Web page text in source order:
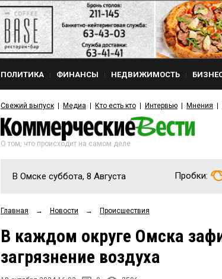
ПОЛИТИКА ФИНАНСЫ НЕДВИЖИМОСТЬ
Свежий выпуск Медиа Кто есть кто Интервью Мнения
О том, что происходит на самом деле
В Омске суббота, 8 Августа Пробки:
Главная → Новости → Происшествия
В каждом округе Омска
загрязнение воздуха